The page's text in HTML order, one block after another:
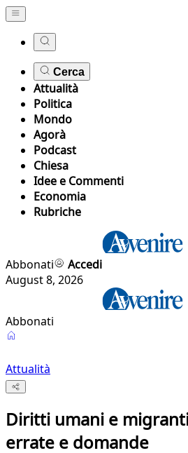
Cerca
Attualità
Politica
Mondo
Agorà
Podcast
Chiesa
Idee e Commenti
Economia
Rubriche
Abbonati
Accedi
August 8, 2026
Abbonati
Attualità
Diritti umani e
errate e domande